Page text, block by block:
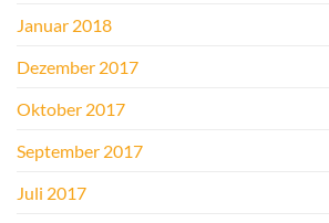
Januar 2018
Dezember 2017
Oktober 2017
September 2017
Juli 2017